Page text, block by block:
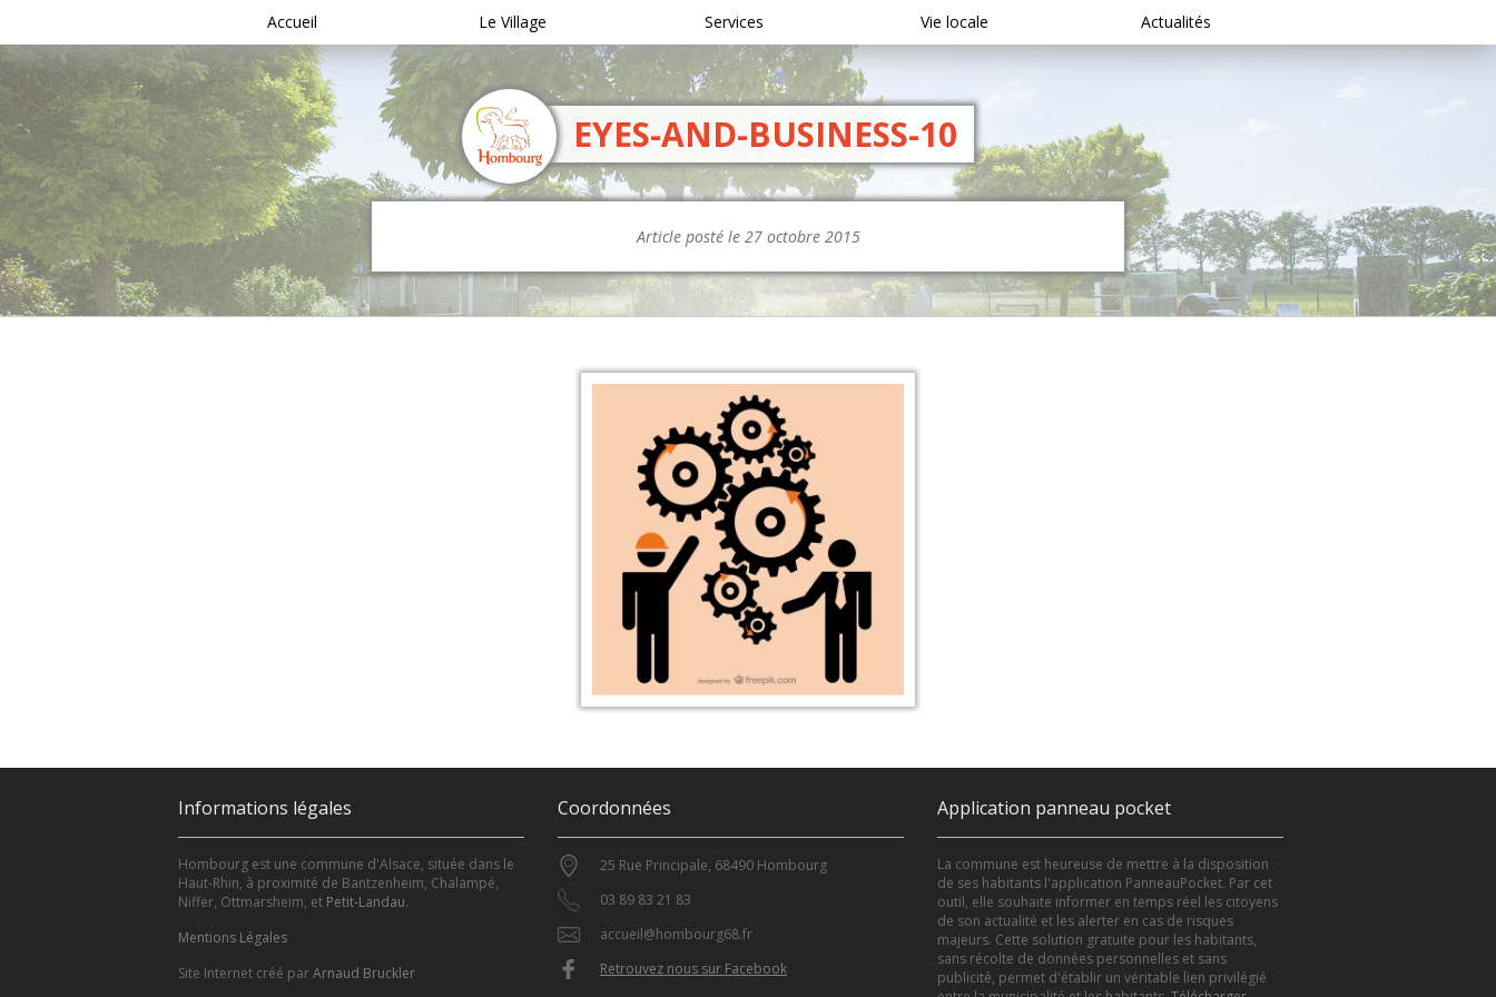
Accueil Le Village Services Vie locale Actualités
EYES-AND-BUSINESS-10
Article posté le 27 octobre 2015
Informations légales
Hombourg est une commune d'Alsace, située dans le
Haut-Rhin, à proximité de Bantzenheim, Chalampé,
Niffer, Ottmarsheim, et Petit-Landau.
Mentions Légales
Site Internet créé parArnaud Bruckler
Coordonnées
25 Rue Principale, 68490 Hombourg
03 89 83 21 83
accueil@hombourg68.fr
Retrouvez nous sur Facebook
Application panneau pocket
La commune est heureuse de mettre à la disposition
de ses habitants l'application PanneauPocket. Par cet
outil, elle souhaite informer en temps réel les citoyens
de son actualité et les alerter en cas de risques
majeurs. Cette solution gratuite pour les habitants,
sans récolte de données personnelles et sans
publicité, permet d'établir un véritable lien privilégié